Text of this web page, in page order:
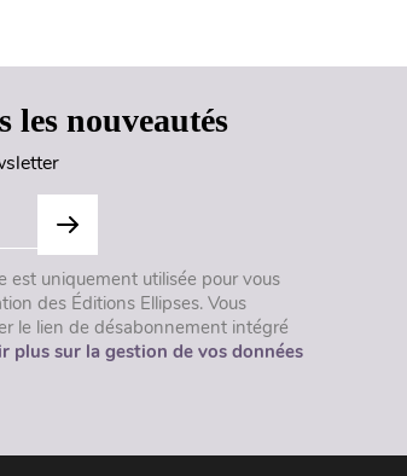
les nouveautés
est uniquement utilisée pour vous
des Éditions Ellipses. Vous
le lien de désabonnement intégré
plus sur la gestion de vos données